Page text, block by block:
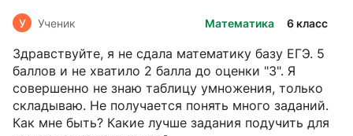
Математика 6 класс
У Ученик
Здравствуйте, я не сдала математику базу ЕГЭ. 5
баллов и не хватило 2 балла до оценки "3". Я
совершенно не знаю таблицу умножения, только
складываю. Не получается понять много заданий.
Как мне быть? Какие лучше задания подучить для